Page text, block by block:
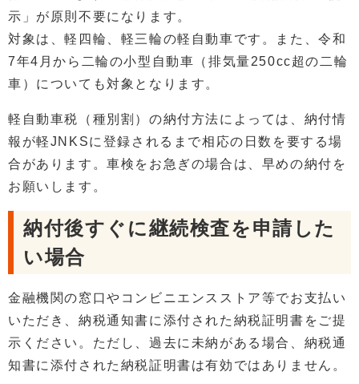
示」が原則不要になります。
対象は、軽四輪、軽三輪の軽自動車です。また、令和
7年4月から二輪の小型自動車（排気量250cc超の二輪
車）についても対象となります。
軽自動車税（種別割）の納付方法によっては、納付情
報が軽JNKSに登録されるまで相応の日数を要する場
合があります。車検をお急ぎの場合は、早めの納付を
お願いします。
納付後すぐに継続検査を申請した
い場合
金融機関の窓口やコンビニエンスストア等でお支払い
いただき、納税通知書に添付された納税証明書をご提
示ください。ただし、過去に未納がある場合、納税通
知書に添付された納税証明書は有効ではありません。